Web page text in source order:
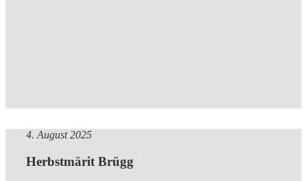
4. August 2025
Herbstmärit Brügg